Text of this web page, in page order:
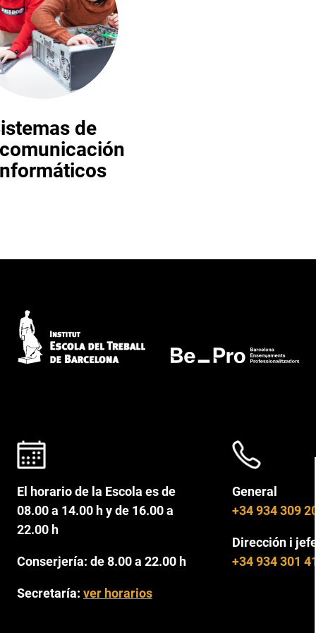
de
El horario de la Escola es de
08.00 a 14.00 h y de 16.00 a
22.00 h
Conserjería: de 8.00 a 22.00 h
Secretaría: ver horarios
General
+34 934 309
Dirección i
+34 934 301